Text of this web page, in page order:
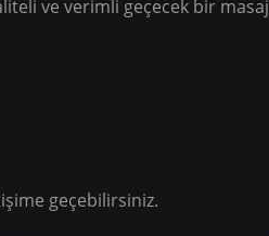
ve verimli geçecek bir masaj
geçebilirsiniz.